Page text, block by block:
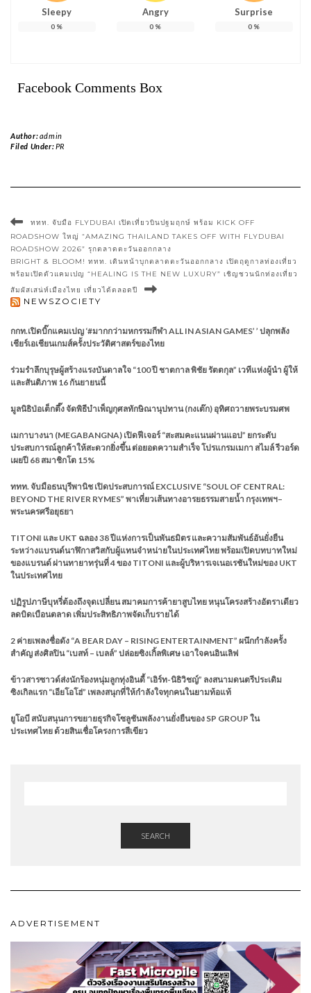
Sleepy
0 %
Angry
0 %
Surprise
0 %
Facebook Comments Box
Author:admin
Filed Under:PR
ททท. จับมือ FLYDUBAI เปิดเที่ยวบินปฐมฤกษ์ พร้อม KICK OFF
ROADSHOW ใหญ่ “AMAZING THAILAND TAKES OFF WITH FLYDUBAI
ROADSHOW 2026” รุกตลาดตะวันออกกลาง
BRIGHT & BLOOM! ททท. เดินหน้าบุกตลาดตะวันออกกลาง เปิดฤดูกาลท่องเที่ยว
พร้อมเปิดตัวแคมเปญ “HEALING IS THE NEW LUXURY” เชิญชวนนักท่องเที่ยว
สัมผัสเสน่ห์เมืองไทย เที่ยวได้ตลอดปี
NEWSZOCIETY
กกท.เปิดบิ๊กแคมเปญ ‘#มากกว่ามหกรรมกีฬา ALL IN ASIAN GAMES’ ’ ปลุกพลัง
เชียร์เอเชียนเกมส์ครั้งประวัติศาสตร์ของไทย
ร่วมรำลึกบุรุษผู้สร้างแรงบันดาลใจ “100 ปี ชาตกาล พิชัย รัตตกุล” เวทีแห่งผู้นำ ผู้ให้
และสันติภาพ 16 กันยายนนี้
มูลนิธิป่อเต็กตึ๊ง จัดพิธีบำเพ็ญกุศลทักษิณานุปทาน (กงเต๊ก) อุทิศถวายพระบรมศพ
เมกาบางนา (MEGABANGNA) เปิดฟีเจอร์ “สะสมคะแนนผ่านแอป” ยกระดับ
ประสบการณ์ลูกค้าให้สะดวกยิ่งขึ้น ต่อยอดความสำเร็จ โปรแกรมเมกา สไมล์ รีวอร์ด
เผยปี 68 สมาชิกโต 15%
ททท. จับมือธนบุรีพานิช เปิดประสบการณ์ EXCLUSIVE “SOUL OF CENTRAL:
BEYOND THE RIVER RYMES” พาเที่ยวเส้นทางอารยธรรมสายน้ำ กรุงเทพฯ–
พระนครศรีอยุธยา
TITONI และ UKT ฉลอง 38 ปีแห่งการเป็นพันธมิตร และความสัมพันธ์อันยั่งยืน
ระหว่างแบรนด์นาฬิกาสวิสกับผู้แทนจำหน่ายในประเทศไทย พร้อมเปิดบทบาทใหม่
ของแบรนด์ ผ่านทายาทรุ่นที่ 4 ของ TITONI และผู้บริหารเจเนอเรชันใหม่ของ UKT
ในประเทศไทย
ปฏิรูปภาษีบุหรี่ต้องถึงจุดเปลี่ยน สมาคมการค้ายาสูบไทย หนุนโครงสร้างอัตราเดียว
ลดบิดเบือนตลาด เพิ่มประสิทธิภาพจัดเก็บรายได้
2 ค่ายเพลงชื่อดัง “A BEAR DAY – RISING ENTERTAINMENT” ผนึกกำลังครั้ง
สำคัญ ส่งศิลปิน “เบสท์ – เบลล์” ปล่อยซิงเกิ้ลพิเศษ เอาใจคนอินเลิฟ
ข้าวสารซาวด์ส่งนักร้องหนุ่มลูกทุ่งอินดี้ “เอิร์ท-นิธิวิชญ์” ลงสนามดนตรีประเดิม
ซิงเกิลแรก “เอียโอโฮ่” เพลงสนุกที่ให้กำลังใจทุกคนในยามท้อแท้
ยูโอบี สนับสนุนการขยายธุรกิจโซลูชันพลังงานยั่งยืนของ SP GROUP ใน
ประเทศไทย ด้วยสินเชื่อโครงการสีเขียว
SEARCH
ADVERTISEMENT